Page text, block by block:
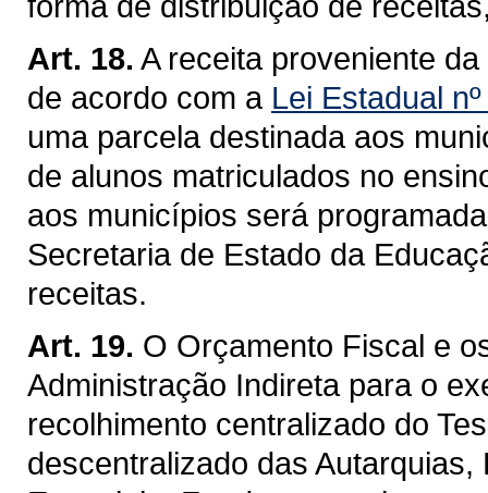
Art. 18. A receita proveniente
de acordo com a Lei Estadual
uma parcela destinada aos
de alunos matriculados no
aos municípios será
Secretaria de Estado da
receitas.
Art. 19. O Orçamento Fiscal e
Administração Indireta para o
recolhimento centralizado do
descentralizado das